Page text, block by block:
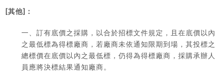
[其他] ：
一、訂有底價之採購，以合於招標文件規定，且在底價以內
之最低標為得標廠商，若廠商未依通知限期到場，其投標之
總標價在底價以內之最低標，仍得為得標廠商，採購承辦人
員應將決標結果通知廠商。